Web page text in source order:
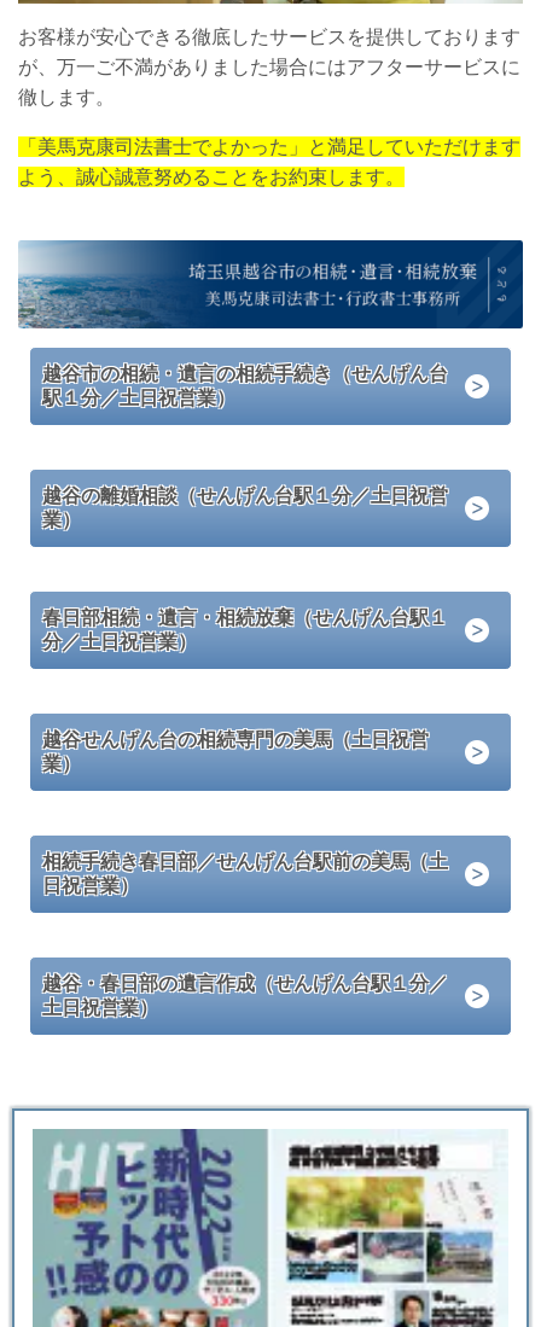
お客様が安心できる徹底したサービスを提供しております
が、万一ご不満がありました場合にはアフターサービスに
徹します。
「美馬克康司法書士でよかった」と満足していただけます
よう、誠心誠意努めることをお約束します。
越谷市の相続・遺言の相続手続き（せんげん台
駅１分／土日祝営業）
越谷の離婚相談（せんげん台駅１分／土日祝営
業）
春日部相続・遺言・相続放棄（せんげん台駅１
分／土日祝営業）
越谷せんげん台の相続専門の美馬（土日祝営
業）
相続手続き春日部／せんげん台駅前の美馬（土
日祝営業）
越谷・春日部の遺言作成（せんげん台駅１分／
土日祝営業）